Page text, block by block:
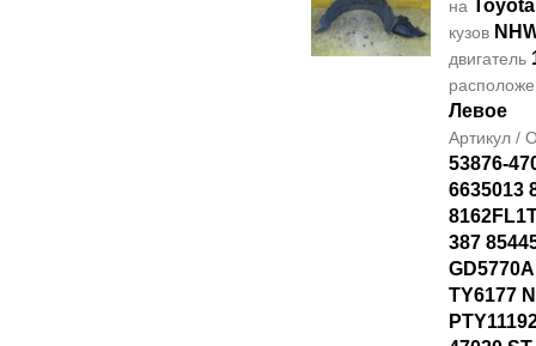
на
кузов
двигатель
Левое
Артикул /
53876-
6635013
387
TY6177